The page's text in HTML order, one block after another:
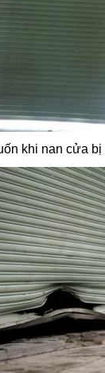
khi nan cửa bị